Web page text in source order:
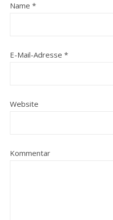
Name *
E-Mail-Adresse *
Website
Kommentar